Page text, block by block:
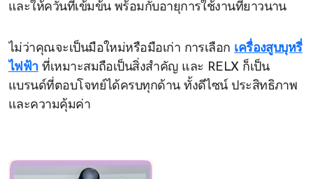
และให้ควันที่เข้มข้น พร้อมกับอายุการใช้งานที่ยาวนาน
ไม่ว่าคุณจะเป็นมือใหม่หรือมือเก่า การเลือก เครื่องสูบบุหรี่
ไฟฟ้าที่เหมาะสมถือเป็นสิ่งสำคัญ และ RELX ก็เป็น
แบรนด์ที่ตอบโจทย์ได้ครบทุกด้าน ทั้งดีไซน์ ประสิทธิภาพ
และความคุ้มค่า